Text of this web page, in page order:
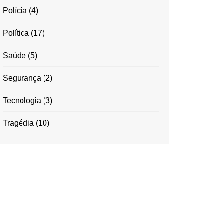
Polícia (4)
Política (17)
Saúde (5)
Segurança (2)
Tecnologia (3)
Tragédia (10)